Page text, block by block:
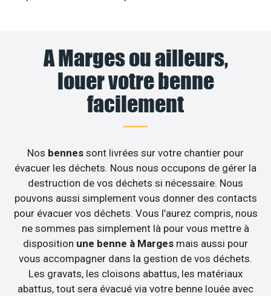
A Marges ou ailleurs,
louer votre benne
facilement
Nos bennes sont livrées sur votre chantier pour
évacuer les déchets. Nous nous occupons de gérer la
destruction de vos déchets si nécessaire. Nous
pouvons aussi simplement vous donner des contacts
pour évacuer vos déchets. Vous l’aurez compris, nous
ne sommes pas simplement là pour vous mettre à
disposition une benne à Marges mais aussi pour
vous accompagner dans la gestion de vos déchets.
Les gravats, les cloisons abattus, les matériaux
abattus, tout sera évacué via votre benne louée avec